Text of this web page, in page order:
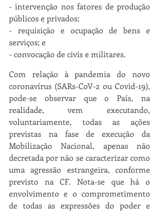
- intervenção nos fatores de produção
públicos e privados;
- requisição e ocupação de bens e
serviços; e
Com relação à pandemia do novo
coronavírus (SARs-CoV-2 ou Covid-19),
pode-se observar que o País, na
realidade, vem executando,
voluntariamente, todas as ações
previstas na fase de execução da
Mobilização Nacional, apenas não
decretada por não se caracterizar como
uma agressão estrangeira, conforme
previsto na CF. Nota-se que há o
envolvimento e o comprometimento
de todas as expressões do poder e